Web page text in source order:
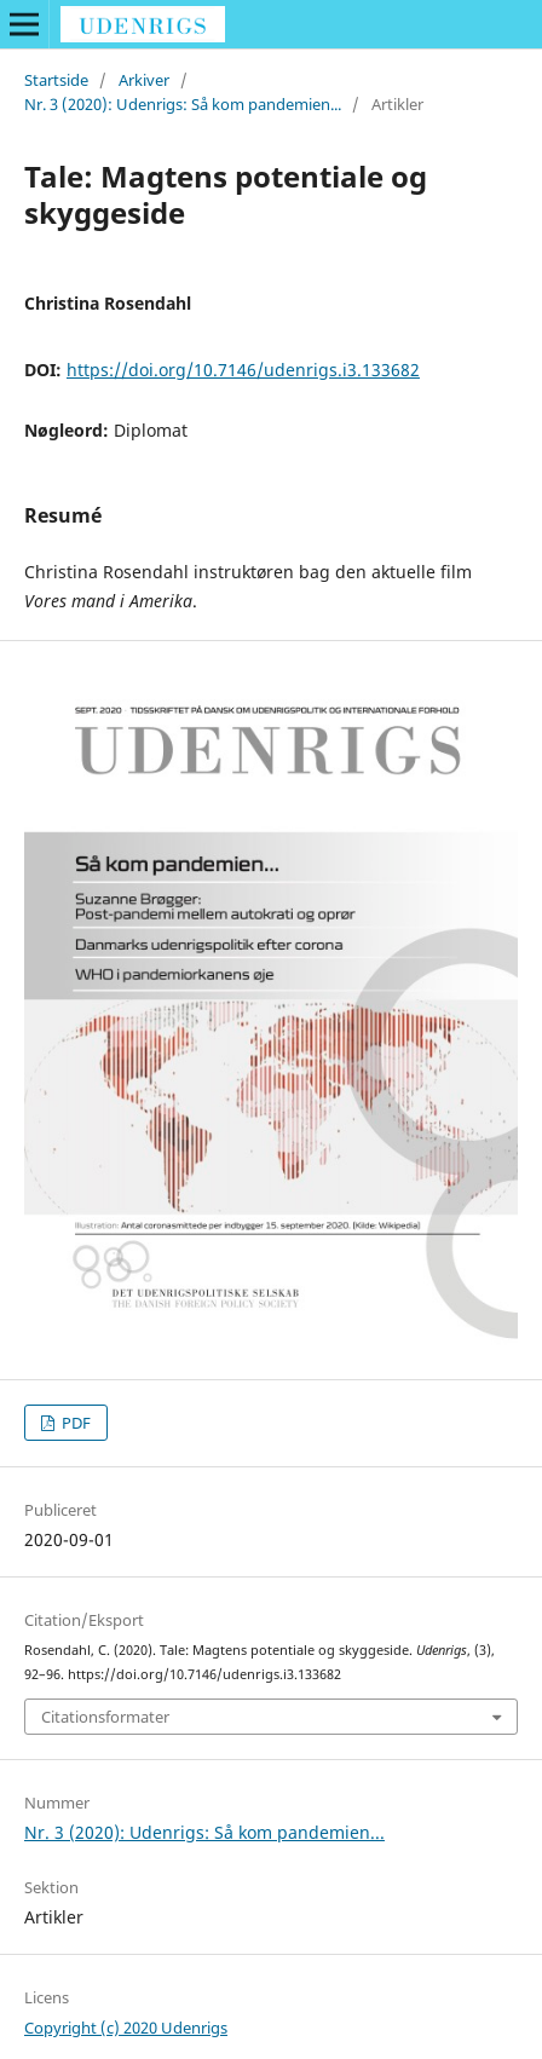
Startside / Arkiver /
Nr. 3 (2020): Udenrigs: Så kom pandemien... / Artikler
Tale: Magtens potentiale og
skyggeside
Christina Rosendahl
DOI: https://doi.org/10.7146/udenrigs.i3.133682
Nøgleord: Diplomat
Resumé
Christina Rosendahl instruktøren bag den aktuelle film
Vores mand i Amerika.
PDF
Publiceret
2020-09-01
Citation/Eksport
Rosendahl, C. (2020). Tale: Magtens potentiale og skyggeside. Udenrigs, (3),
92–96. https://doi.org/10.7146/udenrigs.i3.133682
Citationsformater
Nummer
Nr. 3 (2020): Udenrigs: Så kom pandemien...
Sektion
Artikler
Licens
Copyright (c) 2020 Udenrigs